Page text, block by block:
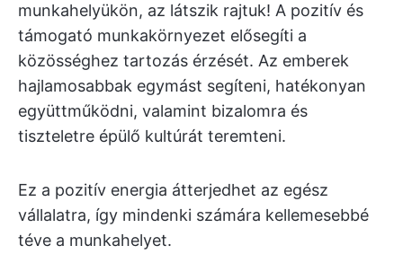
munkahelyükön, az látszik rajtuk! A pozitív és
támogató munkakörnyezet elősegíti a
közösséghez tartozás érzését. Az emberek
hajlamosabbak egymást segíteni, hatékonyan
együttműködni, valamint bizalomra és
tiszteletre épülő kultúrát teremteni.
Ez a pozitív energia átterjedhet az egész
vállalatra, így mindenki számára kellemesebbé
téve a munkahelyet.